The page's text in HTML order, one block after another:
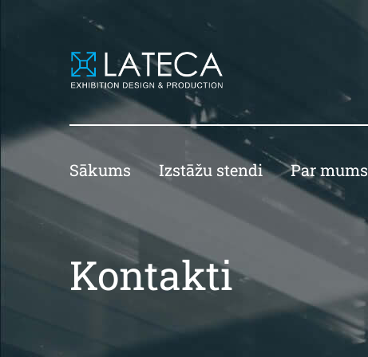
Sākums Izstāžu stendi Par mums
Kontakti